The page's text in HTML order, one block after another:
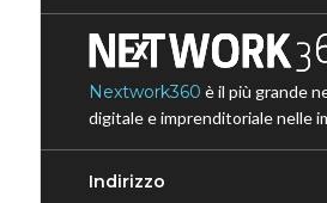
Nextwork360 è il più grande
digitale e imprenditoriale nelle
Indirizzo